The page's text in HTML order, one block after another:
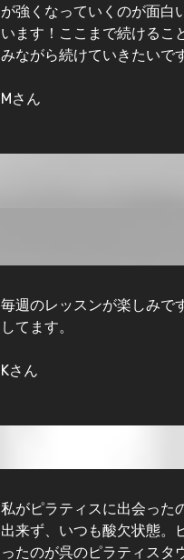
が強くなっていくのが面白
います！ここまで続けるこ
みながら続けていきたいで
Mさん
毎週のレッスンが楽しみで
してます。
Kさん
私がピラティスに出会った
出来ず、いつも酸欠状態。
ったのが呉のピラティスタ